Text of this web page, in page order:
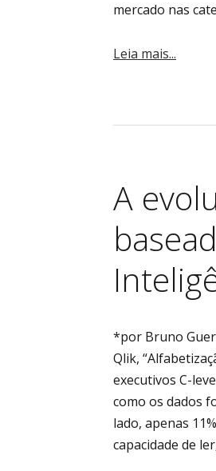
mercado nas
Leia mais...
A
*por Bruno
Qlik,
executivos C-
como os dados
lado, apenas
capacidade de